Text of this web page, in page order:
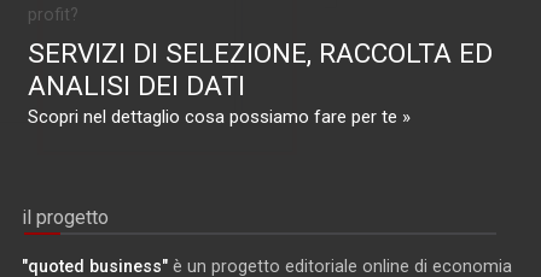
profit?
SERVIZI DI SELEZIONE, RACCOLTA ED
ANALISI DEI DATI
Scopri nel dettaglio cosa possiamo fare per te »
il progetto
"quoted business" è un progetto editoriale online di economia